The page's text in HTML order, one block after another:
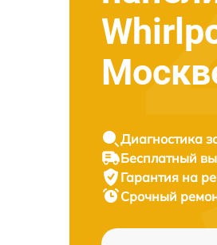
Диагностика
Бесплатный
Гарантия на
Срочный